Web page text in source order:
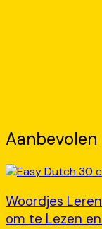
Aanbevolen
Woordjes
om te Lezen